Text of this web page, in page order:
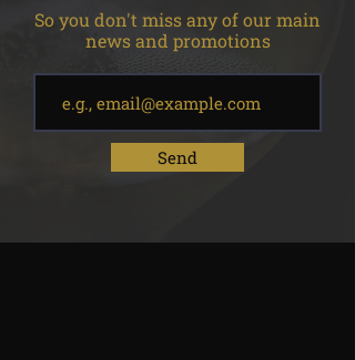
So you don't miss any of our main
news and promotions
Send